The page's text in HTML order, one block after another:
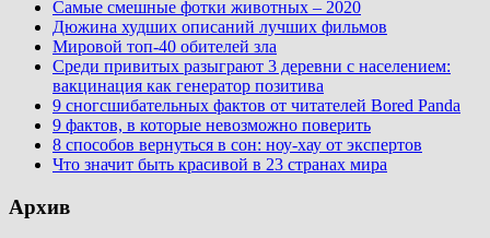
Самые смешные фотки животных – 2020
Дюжина худших описаний лучших фильмов
Мировой топ-40 обителей зла
Среди привитых разыграют 3 деревни с населением:
вакцинация как генератор позитива
9 сногсшибательных фактов от читателей Bored Panda
9 фактов, в которые невозможно поверить
8 способов вернуться в сон: ноу-хау от экспертов
Что значит быть красивой в 23 странах мира
Архив